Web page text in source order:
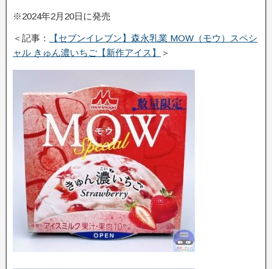
※2024年2月20日に発売
＜記事：
【セブンイレブン】森永乳業 MOW（モウ）スペシ
ャル きゅん濃いちご【新作アイス】
＞